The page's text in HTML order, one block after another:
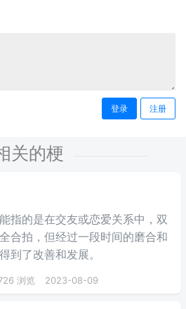
登录 注册
关的梗
指的是在交友或恋爱关系中，双
合拍，但经过一段时间的磨合和
到了改善和发展。
浏览 2023-08-09